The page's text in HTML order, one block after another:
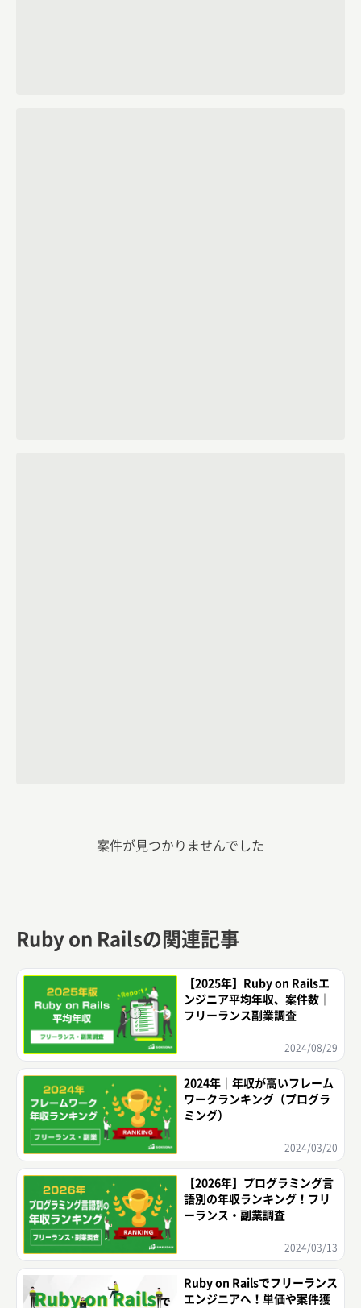
案件が見つかりませんでした
Ruby on Railsの関連記事
【2025年】Ruby on Railsエ
ンジニア平均年収、案件数｜
フリーランス副業調査
2024/08/29
2024年｜年収が高いフレーム
ワークランキング（プログラ
ミング）
2024/03/20
【2026年】プログラミング言
語別の年収ランキング！フリ
ーランス・副業調査
2024/03/13
Ruby on Railsでフリーランス
エンジニアへ！単価や案件獲